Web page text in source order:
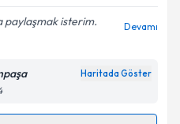
kabul ediyorum.
paylaşmak isterim.
Devamı
Haritada Göster